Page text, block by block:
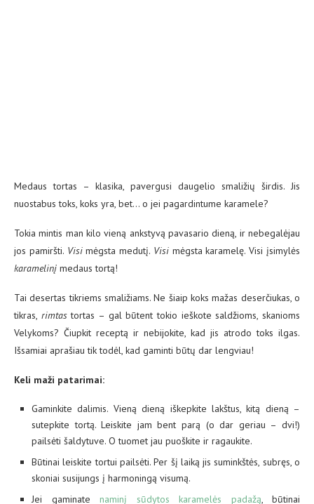
Medaus tortas – klasika, pavergusi daugelio smaližių širdis. Jis
nuostabus toks, koks yra, bet… o jei pagardintume karamele?
Tokia mintis man kilo vieną ankstyvą pavasario dieną, ir nebegalėjau
jos pamiršti. Visimėgsta medutį. Visimėgsta karamelę. Visi įsimylės
karamelinį medaus tortą!
Tai desertas tikriems smaližiams. Ne šiaip koks mažas deserčiukas, o
tikras, rimtastortas – gal būtent tokio ieškote saldžioms, skanioms
Velykoms? Čiupkit receptą ir nebijokite, kad jis atrodo toks ilgas.
Išsamiai aprašiau tik todėl, kad gaminti būtų dar lengviau!
Keli maži patarimai:
Gaminkite dalimis. Vieną dieną iškepkite lakštus, kitą dieną –
sutepkite tortą. Leiskite jam bent parą (o dar geriau – dvi!)
pailsėti šaldytuve. O tuomet jau puoškite ir ragaukite.
Būtinai leiskite tortui pailsėti. Per šį laiką jis suminkštės, subręs, o
skoniai susijungs į harmoningą visumą.
Jei gaminate naminį sūdytos karamelės padažą, būtinai